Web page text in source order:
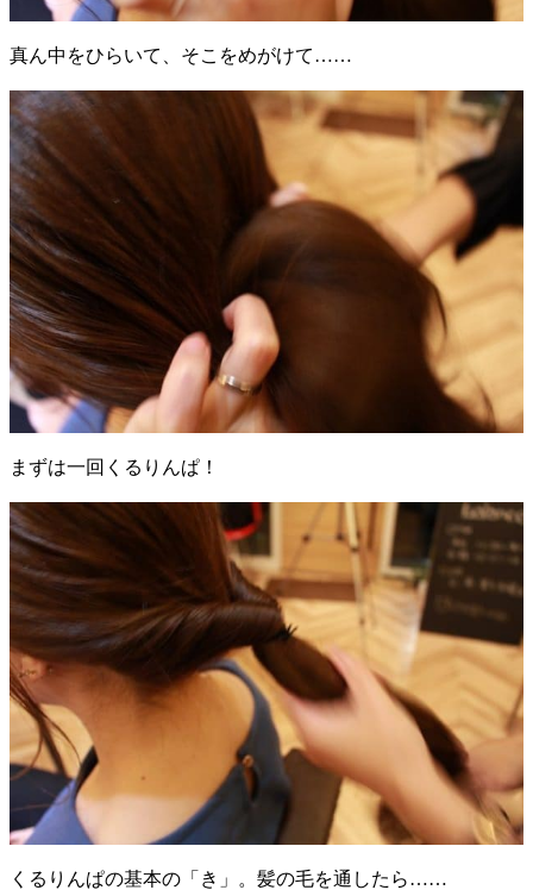
真ん中をひらいて、そこをめがけて……
まずは一回くるりんぱ！
くるりんぱの基本の「き」。髪の毛を通したら……